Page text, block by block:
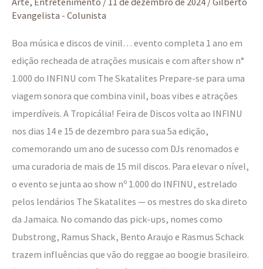
Evangelista - Colunista
Boa música e discos de vinil… evento completa 1 ano em
edição recheada de atrações musicais e com after show n°
1.000 do INFINU com The Skatalites Prepare-se para uma
viagem sonora que combina vinil, boas vibes e atrações
imperdíveis. A Tropicália! Feira de Discos volta ao INFINU
nos dias 14 e 15 de dezembro para sua 5a edição,
comemorando um ano de sucesso com DJs renomados e
uma curadoria de mais de 15 mil discos. Para elevar o nível,
o evento se junta ao show nº 1.000 do INFINU, estrelado
pelos lendários The Skatalites — os mestres do ska direto
da Jamaica. No comando das pick-ups, nomes como
Dubstrong, Ramus Shack, Bento Araujo e Rasmus Schack
trazem influências que vão do reggae ao boogie brasileiro.